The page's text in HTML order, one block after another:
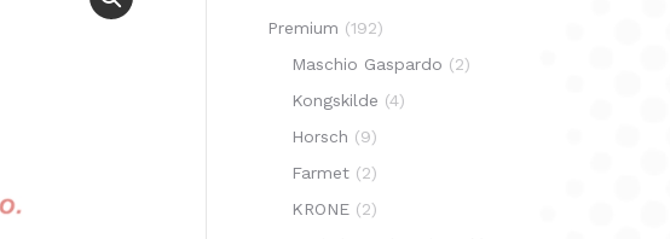
Premium (192)
Maschio Gaspardo (2)
Kongskilde (4)
Horsch (9)
Farmet (2)
KRONE (2)